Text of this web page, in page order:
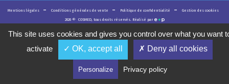
Mentions légales Conditions générales de vente Politique de confidentialité
Gestion des cookies
2020 © COSMED, tous droits réservés. Réalisé par
This site uses cookies and gives you control over what you want
activate
✓ OK, accept all ✗ Deny all cookies
Personalize Privacy policy